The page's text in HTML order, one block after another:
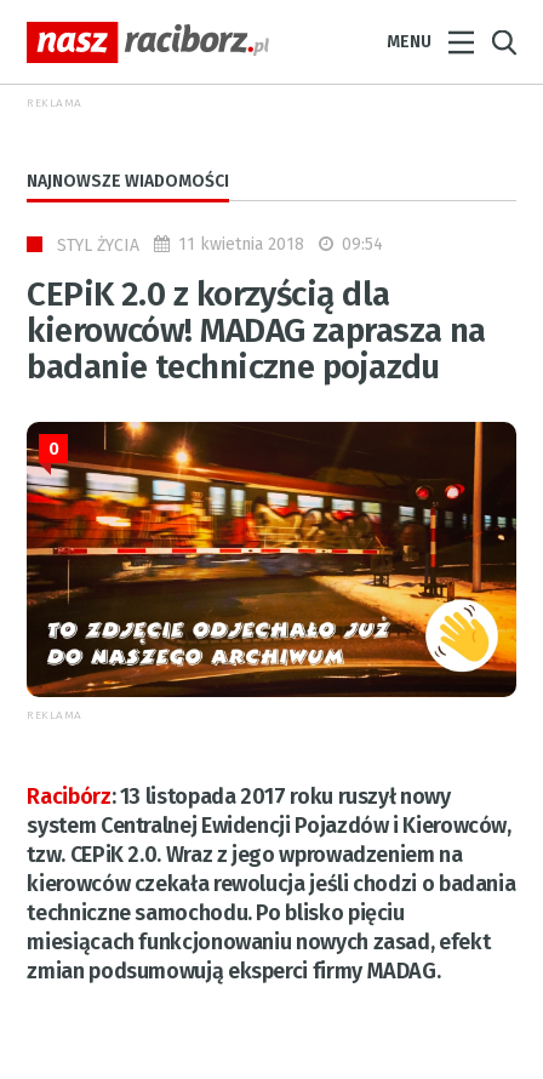
MENU
REKLAMA
NAJNOWSZE WIADOMOŚCI
STYL ŻYCIA 11 kwietnia 2018 09:54
CEPiK 2.0 z korzyścią dla
kierowców! MADAG zaprasza na
badanie techniczne pojazdu
0
REKLAMA
Racibórz:13 listopada 2017 roku ruszył nowy
system Centralnej Ewidencji Pojazdów i Kierowców,
tzw. CEPiK 2.0. Wraz z jego wprowadzeniem na
kierowców czekała rewolucja jeśli chodzi o badania
techniczne samochodu. Po blisko pięciu
miesiącach funkcjonowaniu nowych zasad, efekt
zmian podsumowują eksperci firmy MADAG.